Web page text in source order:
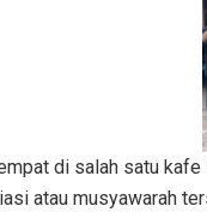
di salah satu kafe
atau musyawarah